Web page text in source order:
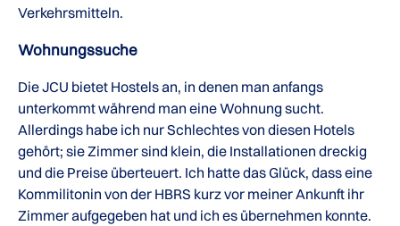
Verkehrsmitteln.
Wohnungssuche
Die JCU bietet Hostels an, in denen man anfangs
unterkommt während man eine Wohnung sucht.
Allerdings habe ich nur Schlechtes von diesen Hotels
gehört; sie Zimmer sind klein, die Installationen dreckig
und die Preise überteuert. Ich hatte das Glück, dass eine
Kommilitonin von der HBRS kurz vor meiner Ankunft ihr
Zimmer aufgegeben hat und ich es übernehmen konnte.